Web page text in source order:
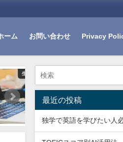
ーム お問い合わせ Privacy
最近の投稿
独学で英語を学びたい人